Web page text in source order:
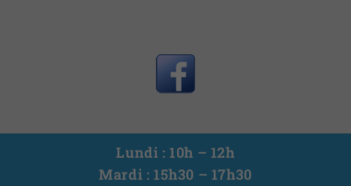
Lundi : 10h – 12h
Mardi : 15h30 – 17h30